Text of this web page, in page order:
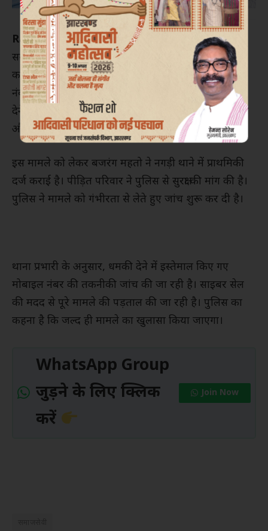
Ranchi :रांची के नगड़ी थाना क्षेत्र स्थित प्रेमनगर निवासी
समाजसेवी बजरंग महतो से 50 लाख रुपये की रंगदारी मांगने
का मामला सामने आया है। बताया जा रहा है कि एक विदेशी
नंबर से व्हाट्सएप पर मैसेज भेजकर दो दिनों के भीतर रकम
देने की धमकी दी गई। पैसे नहीं देने पर गंभीर परिणाम भुगतने
और फौजी कार्रवाई करने की चेतावनी भी दी गई है।
इस मामले को लेकर बजरंग महतो ने नगड़ी थाने में प्राथमिकी
दर्ज कराई है। पीड़ित परिवार ने पुलिस से सुरक्षा की मांग की है।
पुलिस ने मामले को गंभीरता से लेते हुए जांच शुरू कर दी है।
थाना प्रभारी के अनुसार, धमकी देने में इस्तेमाल किए गए
मोबाइल नंबर की तकनीकी जांच की जा रही है। साइबर सेल
की मदद से पूरे मामले की पड़ताल की जा रही है। पुलिस का
कहना है कि जल्द ही मामले का खुलासा किया जाएगा।
WhatsApp Group
जुड़ने के लिए क्लिक
करें
Join Now